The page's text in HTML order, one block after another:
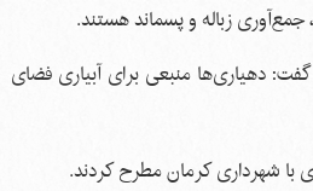
زباله و پسماند هستند.
دهیاری‌ها منبعی برای آبیاری فضای
با شهرداری کرمان مطرح کردند.